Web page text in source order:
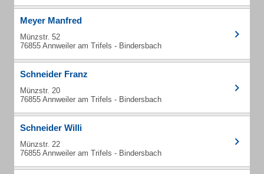
Meyer Manfred
Münzstr. 52
76855 Annweiler am Trifels - Bindersbach
Schneider Franz
Münzstr. 20
76855 Annweiler am Trifels - Bindersbach
Schneider Willi
Münzstr. 22
76855 Annweiler am Trifels - Bindersbach